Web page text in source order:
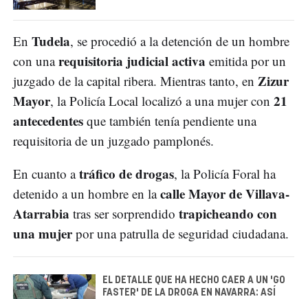
En Tudela, se procedió a la detención de un hombre
con unarequisitoria judicial activa emitida por un
juzgado de la capital ribera. Mientras tanto, en Zizur
Mayor, la Policía Local localizó a una mujer con 21
antecedentes que también tenía pendiente una
requisitoria de un juzgado pamplonés.
En cuanto atráfico de drogas, la Policía Foral ha
detenido a un hombre en lacalle Mayor de Villava-
Atarrabia tras ser sorprendido trapicheando con
una mujerpor una patrulla de seguridad ciudadana.
EL DETALLE QUE HA HECHO CAER A UN 'GO
FASTER' DE LA DROGA EN NAVARRA: ASÍ